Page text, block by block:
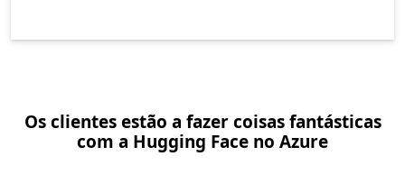
Os clientes estão a fazer coisas fantásticas
com a Hugging Face no Azure